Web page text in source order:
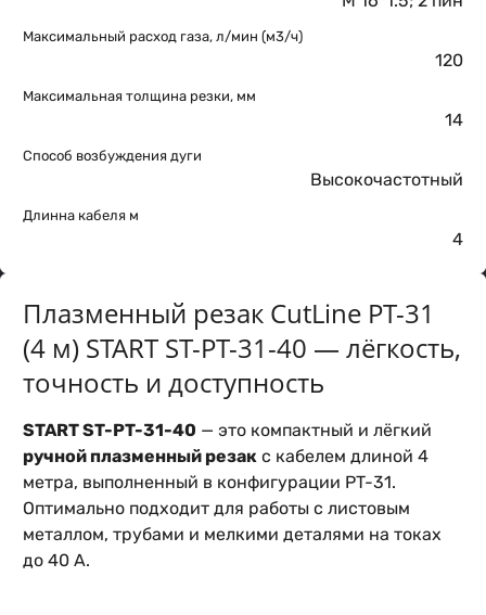
Максимальный расход газа, л/мин (м3/ч)
120
Максимальная толщина резки, мм
14
Способ возбуждения дуги
Высокочастотный
Длинна кабеля м
4
Плазменный резак CutLine PT-31
(4 м) START ST-PT-31-40 — лёгкость,
точность и доступность
START ST-PT-31-40 — это компактный и лёгкий
ручной плазменный резак с кабелем длиной 4
метра, выполненный в конфигурации PT-31.
Оптимально подходит для работы с листовым
металлом, трубами и мелкими деталями на токах
до 40 А.